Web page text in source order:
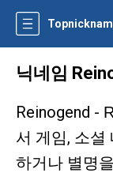
닉네임
Reinogend -
서 게임, 소셜
하거나 별명